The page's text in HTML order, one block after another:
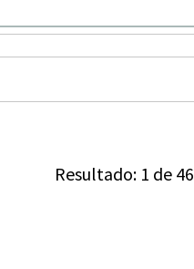
Resultado: 1 de 46